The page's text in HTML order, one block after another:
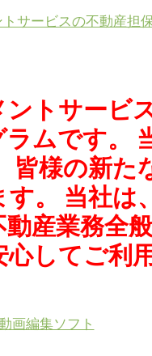
サービスの不動産担
ントサー
ムです。
皆様の新
。 当社は
産業務全
してご利
画編集ソフト